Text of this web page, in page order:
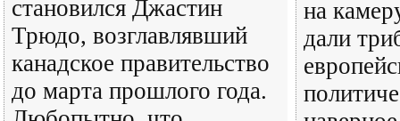
становился Джастин
Трюдо, возглавлявший
канадское правительство
до марта прошлого года.
на
дали